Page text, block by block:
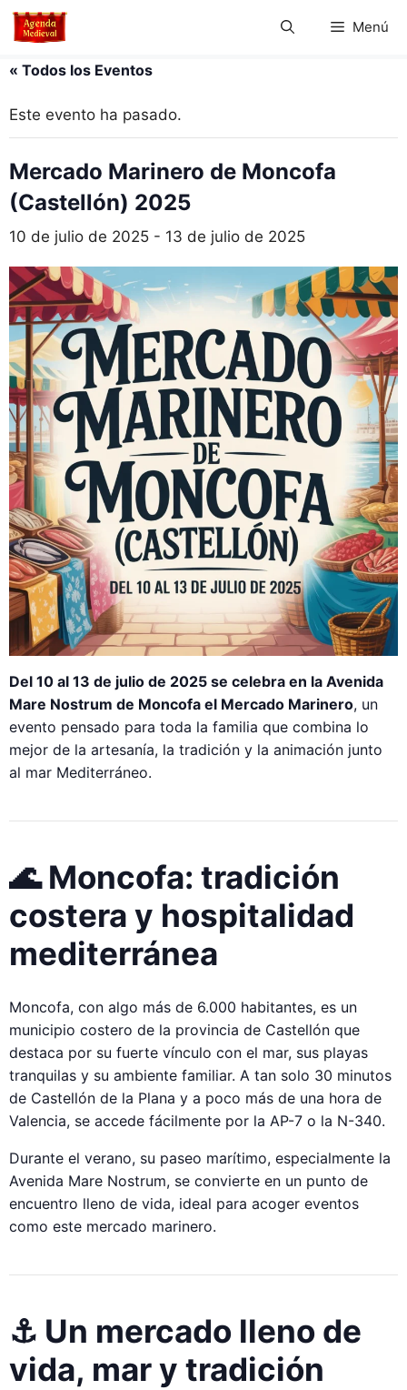
Saltar
Menú
« Todos los Eventos
Este evento ha pasado.
Mercado Marinero de Moncofa
(Castellón) 2025
10 de julio de 2025 - 13 de julio de 2025
Del 10 al 13 de julio de 2025 se celebra en la Avenida
Mare Nostrum de Moncofa el Mercado Marinero, un
evento pensado para toda la familia que combina lo
mejor de la artesanía, la tradición y la animación junto
al mar Mediterráneo.
🌊 Moncofa: tradición
costera y hospitalidad
mediterránea
Moncofa, con algo más de 6.000 habitantes, es un
municipio costero de la provincia de Castellón que
destaca por su fuerte vínculo con el mar, sus playas
tranquilas y su ambiente familiar. A tan solo 30 minutos
de Castellón de la Plana y a poco más de una hora de
Valencia, se accede fácilmente por la AP-7 o la N-340.
Durante el verano, su paseo marítimo, especialmente la
Avenida Mare Nostrum, se convierte en un punto de
encuentro lleno de vida, ideal para acoger eventos
como este mercado marinero.
⚓ Un mercado lleno de
vida, mar y tradición